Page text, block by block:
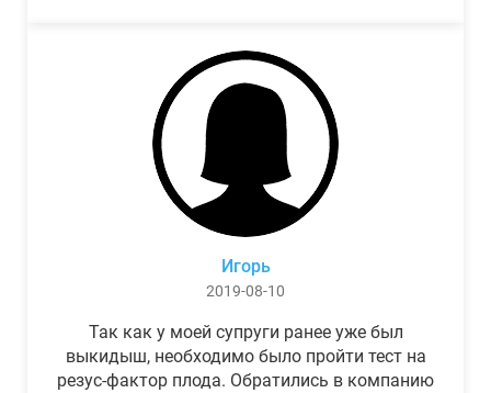
Игорь
2019-08-10
Так как у моей супруги ранее уже был
выкидыш, необходимо было пройти тест на
резус-фактор плода. Обратились в компанию